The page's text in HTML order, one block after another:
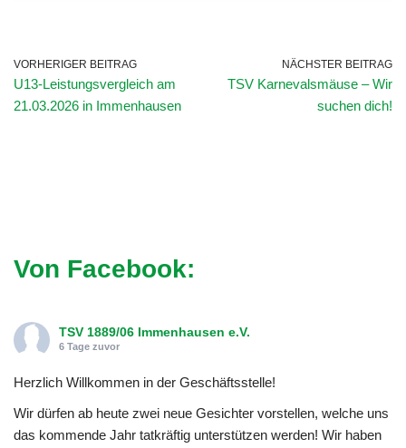
VORHERIGER BEITRAG
U13-Leistungsvergleich am
21.03.2026 in Immenhausen
NÄCHSTER BEITRAG
TSV Karnevalsmäuse – Wir
suchen dich!
Von Facebook:
TSV 1889/06 Immenhausen e.V.
6 Tage zuvor
Herzlich Willkommen in der Geschäftsstelle!
Wir dürfen ab heute zwei neue Gesichter vorstellen, welche uns
das kommende Jahr tatkräftig unterstützen werden! Wir haben